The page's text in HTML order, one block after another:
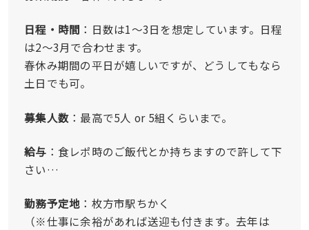
日程・時間 ：日数は1〜3日を想定しています。日程
は2〜3月で合わせます。
春休み期間の平日が嬉しいですが、どうしてもなら
土日でも可。
募集人数 ：最高で5人 or 5組くらいまで。
給与 ：食レポ時のご飯代とか持ちますので許して下
さい…
勤務予定地 ：枚方市駅ちかく
（※仕事に余裕があれば送迎も付きます。去年は